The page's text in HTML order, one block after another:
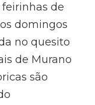
de
domingos
no quesito
de Murano
são